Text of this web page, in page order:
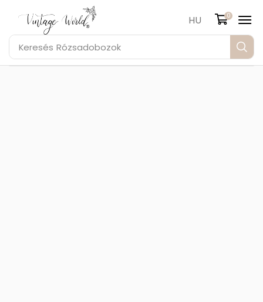
Keresés Rózsadobozok
HU 0